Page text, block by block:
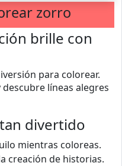
zorro
brille con
para colorear.
líneas alegres
divertido
mientras coloreas.
creación de historias.